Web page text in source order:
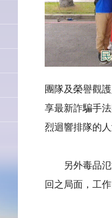
團隊及榮譽觀
享最新詐騙手
烈迴響排隊的人
另外毒品氾濫
回之局面，工